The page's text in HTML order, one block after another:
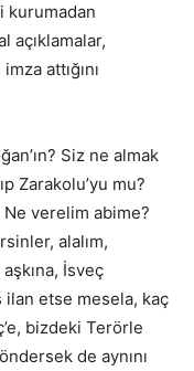
kurumadan
açıklamalar,
attığını
Siz ne almak
Zarakolu’yu mu?
verelim abime?
alalım,
İsveç
ilan etse mesela, kaç
bizdeki Terörle
de aynını